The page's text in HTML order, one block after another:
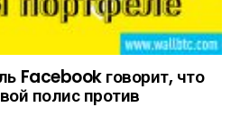
Facebook говорит, что
полис против